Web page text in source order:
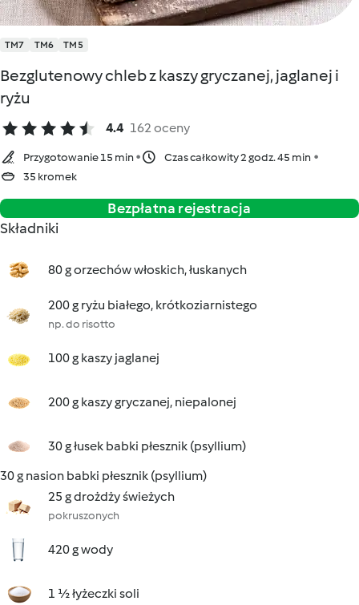
TM7 TM6 TM5
Bezglutenowy chleb z kaszy gryczanej, jaglanej i
ryżu
4.4 162 oceny
Przygotowanie 15 min
Czas całkowity 2 godz. 45 min
35 kromek
Bezpłatna rejestracja
Składniki
80 g orzechów włoskich, łuskanych
200 g ryżu białego, krótkoziarnistego
np. do risotto
100 g kaszy jaglanej
200 g kaszy gryczanej, niepalonej
30 g łusek babki płesznik (psyllium)
30 g nasion babki płesznik (psyllium)
25 g drożdży świeżych
pokruszonych
420 g wody
1 ½ łyżeczki soli